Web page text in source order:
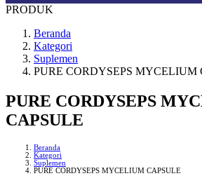
PRODUK
Beranda
Kategori
Suplemen
PURE CORDYSEPS MYCELIUM
PURE CORDYSEPS
CAPSULE
Beranda
Kategori
Suplemen
PURE CORDYSEPS MYCELIUM CAPSULE